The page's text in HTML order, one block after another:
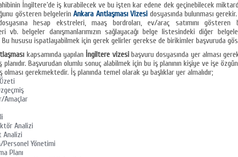
İngiltere’de iş kurabilecek ve bu işten kar edene dek geçinebilecek
gösteren belgelerinAnkara Antlaşması Vizesi dosyasında bulunması
hesap ekstreleri, maaş bordroları, ev/araç satımını gösteren
vb. belgeler danışmanlarımızın sağlayacağı belge listesindeki diğer
Bu hususu ispatlayabilmek için gerek gelirler gerekse de birikimler başvuruda
kapsamında yapılan İngiltere vizesibaşvuru dosyasında yer alması
planıdır. Başvurudan olumlu sonuç alabilmek için bu iş planının kişiye ve işe
olması gerekmektedir. İş planında temel olarak şu başlıklar yer almalıdır;
Amaçlar
Analizi
Analizi
Personel Yönetimi
Planı